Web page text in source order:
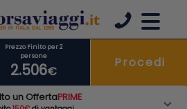
Prezzo Finito per 2
persone
2.506€
Procedi
un OffertaPRIME